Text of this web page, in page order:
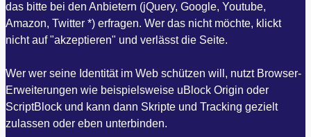
das bitte bei den Anbietern (jQuery, Google, Youtube,
Amazon, Twitter *) erfragen. Wer das nicht möchte, klickt
nicht auf "akzeptieren" und verlässt die Seite.
Wer wer seine Identität im Web schützen will, nutzt Browser-
Erweiterungen wie beispielsweise uBlock Origin oder
ScriptBlock und kann dann Skripte und Tracking gezielt
zulassen oder eben unterbinden.